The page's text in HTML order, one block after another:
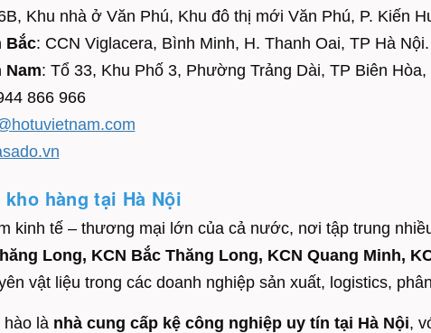
Khu nhà ở Văn Phú, Khu đô thị mới Văn Phú, P. Kiến
Bắc: CCN Viglacera, Bình Minh, H. Thanh Oai, TP Hà Nội.
Nam: Tổ 33, Khu Phố 3, Phường Trảng Dài, TP Biên
866 966
hàng tại Hà Nội
kinh tế – thương mại lớn của cả nước, nơi tập trung
Long, KCN Bắc Thăng Long, KCN Quang Minh,
vật liệu trong các doanh nghiệp sản xuất, logistics,
hào là nhà cung cấp kệ công nghiệp uy tín tại Hà Nội,